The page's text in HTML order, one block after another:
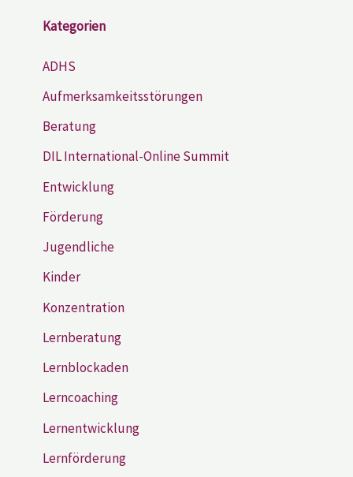
Kategorien
ADHS
Aufmerksamkeitsstörungen
Beratung
DIL International-Online Summit
Entwicklung
Förderung
Jugendliche
Kinder
Konzentration
Lernberatung
Lernblockaden
Lerncoaching
Lernentwicklung
Lernförderung